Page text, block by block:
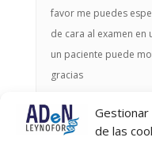
de las
favor me puedes
de cara al examen en
un paciente puede
gracias
Autor